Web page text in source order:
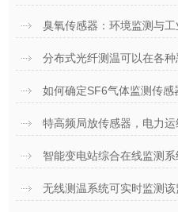
臭氧传感器：环境监测与
分布式光纤测温可以在各
如何确定SF6气体监测传感
特高频局放传感器，电力
智能变电站综合在线监测系
无线测温系统可实时监测